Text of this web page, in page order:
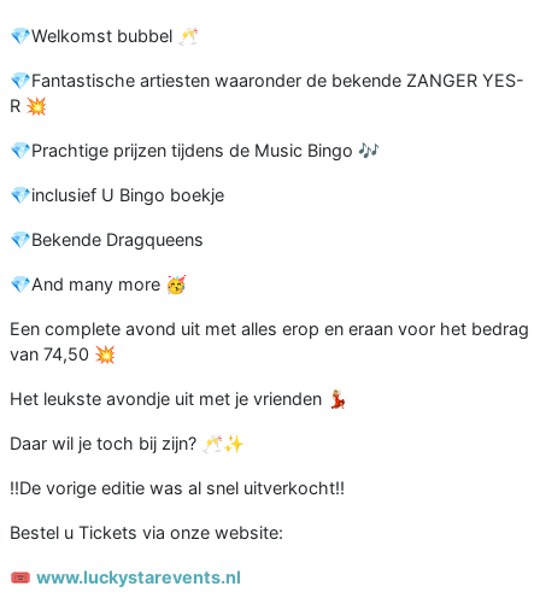
💎Welkomst bubbel 🥂
💎Fantastische artiesten waaronder de bekende ZANGER YES-
R 💥
💎Prachtige prijzen tijdens de Music Bingo 🎶
💎inclusief U Bingo boekje
💎Bekende Dragqueens
💎And many more 🥳
Een complete avond uit met alles erop en eraan voor het bedrag
van 74,50 💥
Het leukste avondje uit met je vrienden 💃🏼
Daar wil je toch bij zijn? 🥂✨
‼️De vorige editie was al snel uitverkocht‼️
Bestel u Tickets via onze website:
🎟️ www.luckystarevents.nl